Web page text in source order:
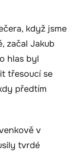
když jsme
začal Jakub
hlas byl
třesoucí se
předtím
v
tvrdé